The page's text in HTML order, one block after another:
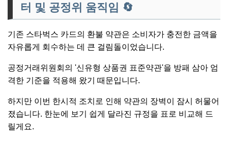
터 및 공정위 움직임 🔄
기존 스타벅스 카드의 환불 약관은 소비자가 충전한 금액을
자유롭게 회수하는 데 큰 걸림돌이었습니다.
공정거래위원회의 '신유형 상품권 표준약관'을 방패 삼아 엄
격한 기준을 적용해 왔기 때문입니다.
하지만 이번 한시적 조치로 인해 약관의 장벽이 잠시 허물어
졌습니다. 한눈에 보기 쉽게 달라진 규정을 표로 비교해 드
릴게요.